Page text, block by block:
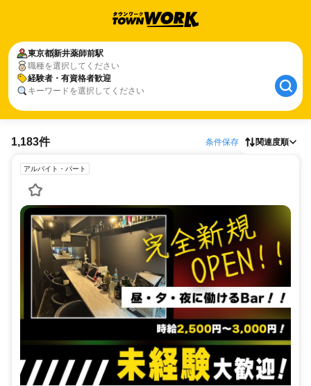
東京都新井薬師前駅
職種を選択してください
経験者・有資格者歓迎
キーワードを選択してください
1,183件 条件保存 関連度順
アルバイト・パート